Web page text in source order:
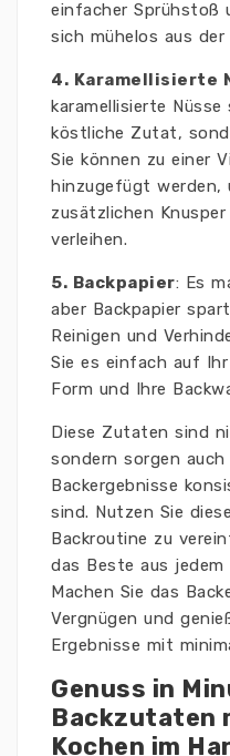
einfacher Sprühstoß
sich mühelos aus der
4. Karamellisierte
karamellisierte
köstliche Zutat,
Sie können zu einer
hinzugefügt werden,
zusätzlichen
verleihen.
5. Backpapier: Es
aber Backpapier
Reinigen und
Sie es einfach auf
Form und Ihre
Diese Zutaten sind
sondern sorgen
Backergebnisse
sind. Nutzen Sie
Backroutine zu
das Beste aus jedem
Machen Sie das
Vergnügen und
Ergebnisse mit
Genuss in
Backzutaten
Kochen im